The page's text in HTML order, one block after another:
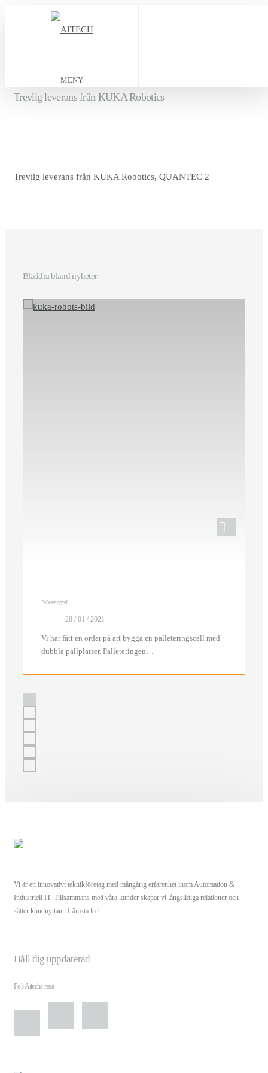
MENY
Trevlig leverans från KUKA Robotics
Trevlig leverans från KUKA Robotics, QUANTEC 2
Bläddra bland nyheter
Palleteringcell
28 / 01 / 2021
Vi har fått en order på att bygga en palleteringscell med
dubbla pallplatser. Palleteringen…
Vi är ett innovativt teknikföretag med mångårig erfarenhet inom Automation &
Industriell IT. Tillsammans med våra kunder skapar vi långsiktiga relationer och
sätter kundnyttan i främsta led.
Håll dig uppdaterad
Följ Aitechs resa